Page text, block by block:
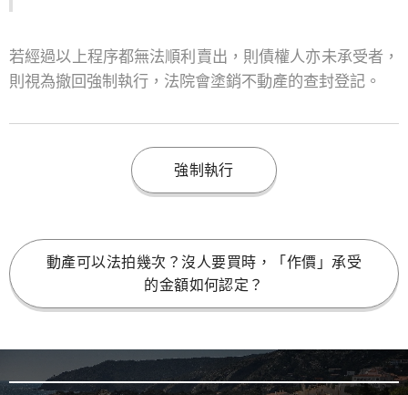
若經過以上程序都無法順利賣出，則債權人亦未承受者，
則視為撤回強制執行，法院會塗銷不動產的查封登記。
強制執行
動產可以法拍幾次？沒人要買時，「作價」承受
的金額如何認定？